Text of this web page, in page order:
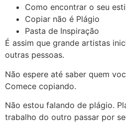
Como encontrar o seu
Copiar não é Plágio
Pasta de Inspiração
É assim que grande artistas
outras pessoas.
Não espere até saber quem
Comece copiando.
Não estou falando de plágio.
trabalho do outro passar por